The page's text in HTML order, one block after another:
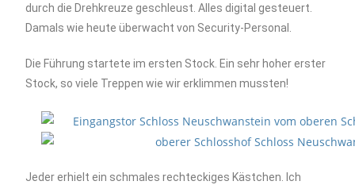
durch die Drehkreuze geschleust. Alles digital gesteuert.
Damals wie heute überwacht von Security-Personal.
Die Führung startete im ersten Stock. Ein sehr hoher erster
Stock, so viele Treppen wie wir erklimmen mussten!
Jeder erhielt ein schmales rechteckiges Kästchen. Ich